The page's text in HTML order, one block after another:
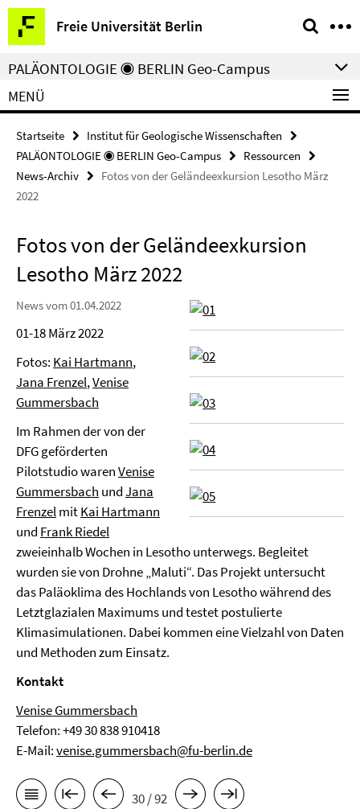
Springe
direkt
zu
Inhalt
Freie Universität Berlin
Service-
Navigation
PALÄONTOLOGIE ◉ BERLIN Geo-Campus
MENÜ
Startseite
Institut für Geologische Wissenschaften
PALÄONTOLOGIE ◉ BERLIN Geo-Campus
Ressourcen
News-Archiv
Fotos von der Geländeexkursion Lesotho März
2022
Fotos von der Geländeexkursion
Lesotho März 2022
News vom 01.04.2022
01-18 März 2022
Fotos: Kai Hartmann,
Jana Frenzel,Venise
Gummersbach
Im Rahmen der von der
DFG geförderten
Pilotstudio warenVenise
Gummersbach undJana
FrenzelmitKai Hartmann
und Frank Riedel
zweieinhalb Wochen in Lesotho unterwegs. Begleitet
wurden sie von Drohne „Maluti“. Das Projekt untersucht
das Paläoklima des Hochlands von Lesotho während des
Letztglazialen Maximums und testet postulierte
Klimasimulationen. Dabei kommen eine Vielzahl von Daten
und Methoden zum Einsatz.
Kontakt
Venise Gummersbach
Telefon: +49 30 838 910418
E-Mail:venise.gummersbach@fu-berlin.de
30 / 92